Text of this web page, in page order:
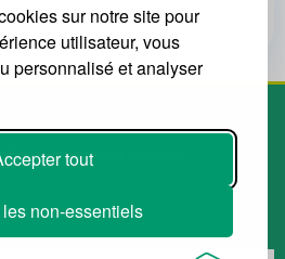
sur notre site pour
utilisateur, vous
personnalisé et analyser
tout
non-essentiels
Le plus grand choix de